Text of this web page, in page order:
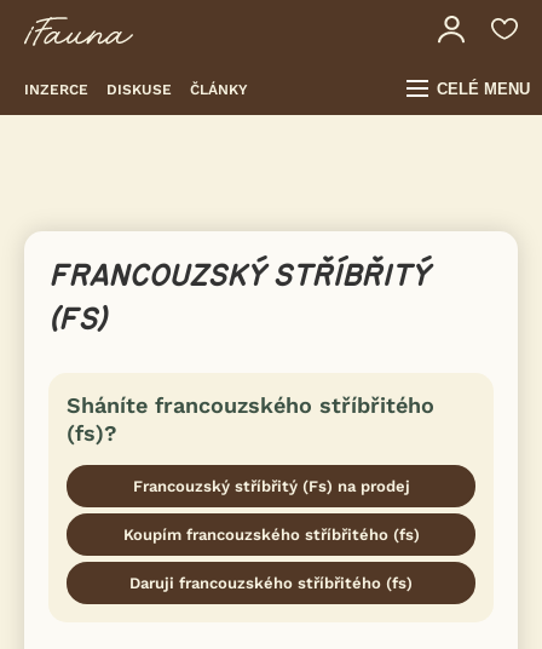
INZERCE DISKUSE ČLÁNKY CELÉ MENU
FRANCOUZSKÝ STŘÍBŘITÝ
(FS)
Sháníte francouzského stříbřitého
(fs)?
Francouzský stříbřitý (Fs) na prodej
Koupím francouzského stříbřitého (fs)
Daruji francouzského stříbřitého (fs)